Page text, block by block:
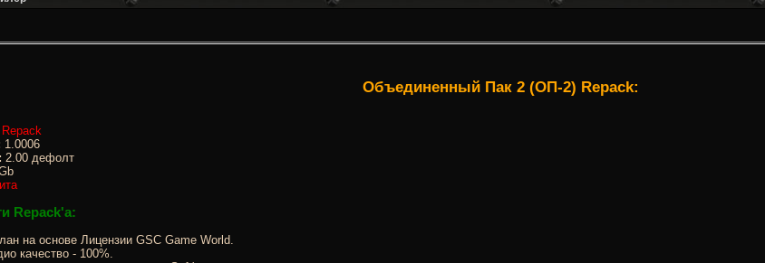
Объединенный Пак 2 (ОП-2) Repack:
Repack
1.0006
2.00 дефолт
Repack'a:
на основе Лицензии GSC Game World.
качество - 100%.